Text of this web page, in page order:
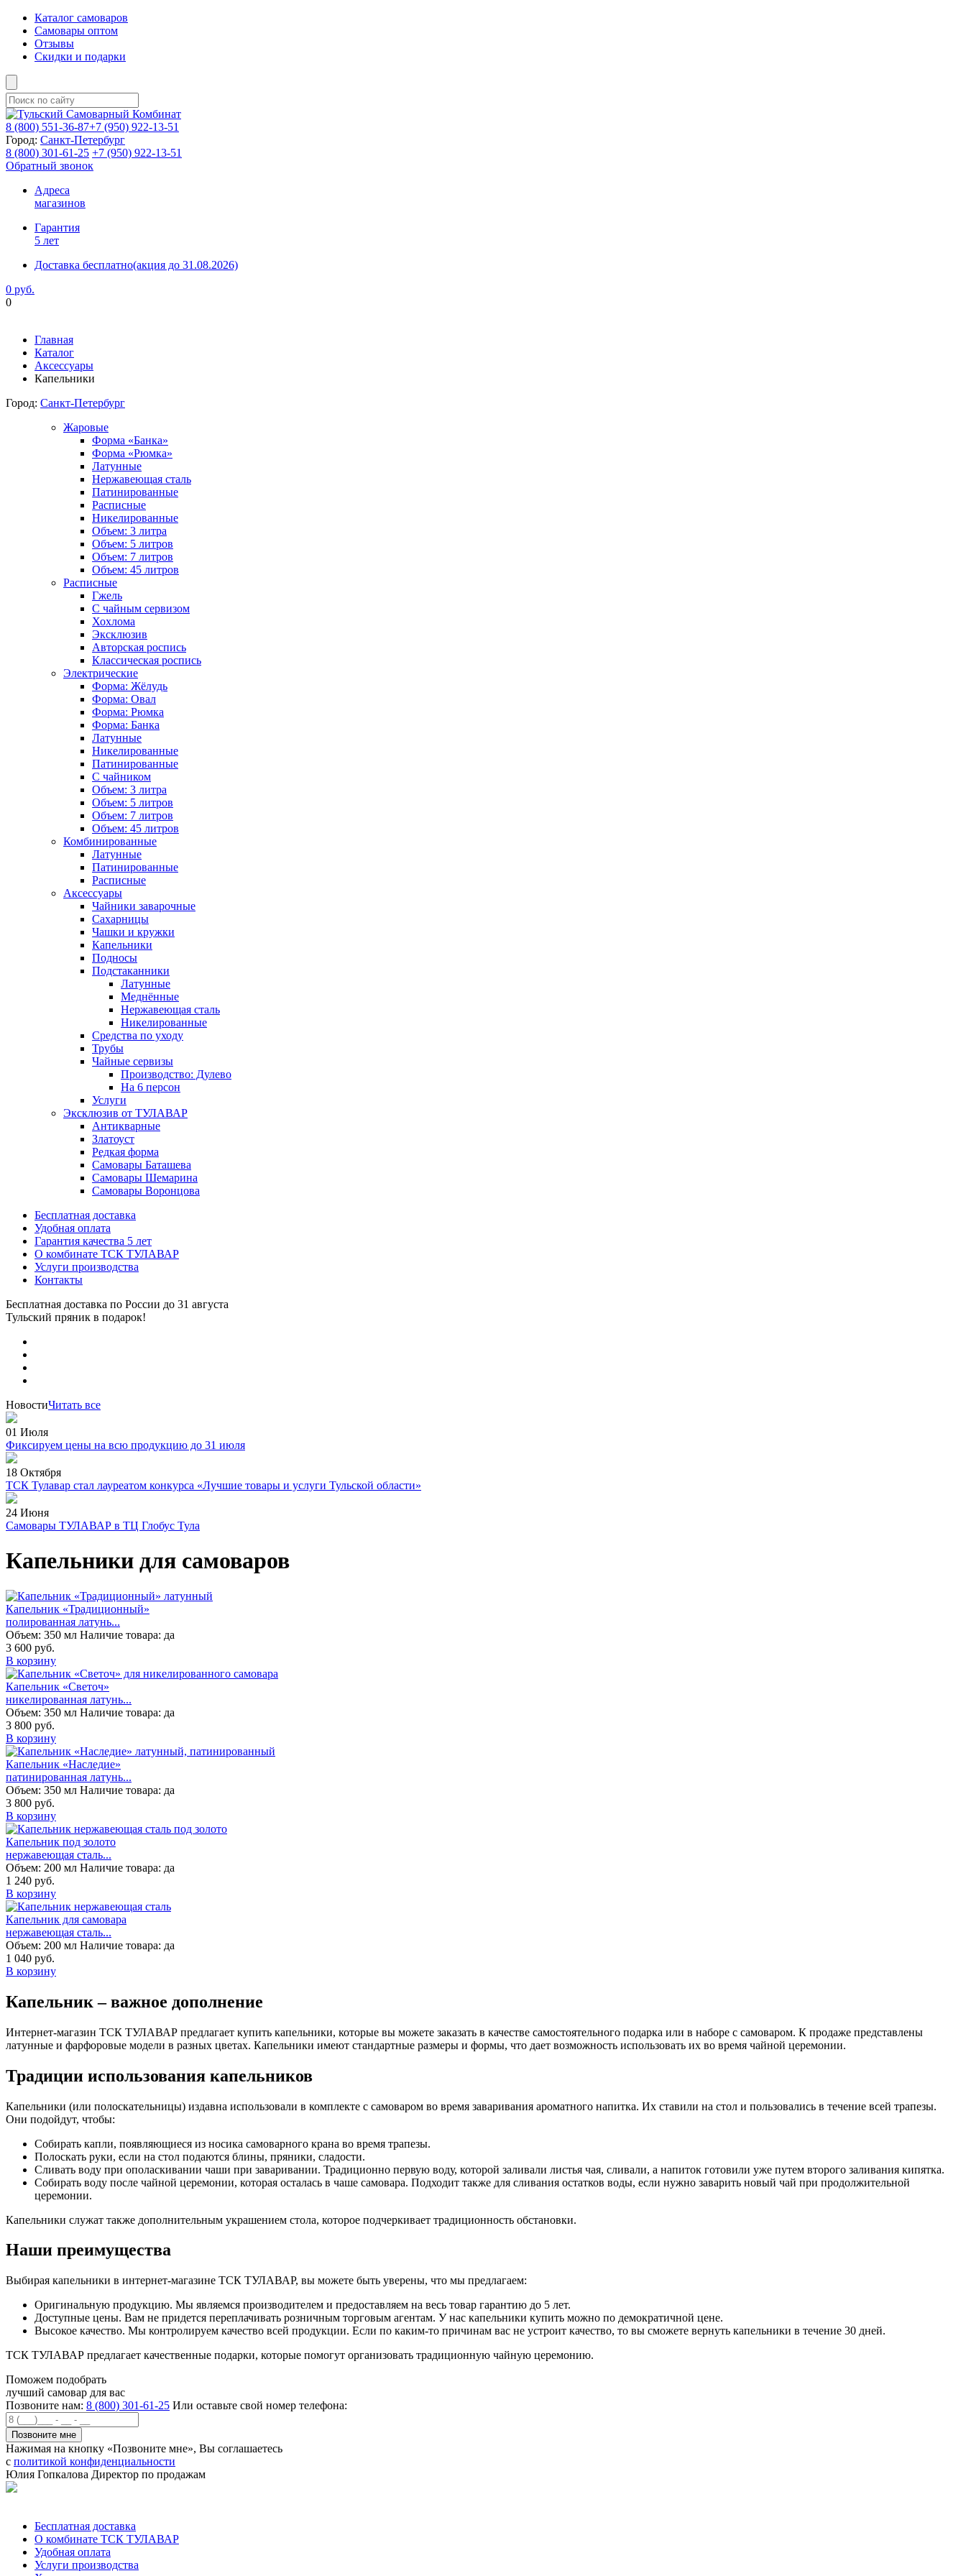
Каталог самоваров
Самовары оптом
Отзывы
Скидки и подарки
8 (800) 551-36-87+7 (950) 922-13-51
Город: Санкт-Петербург
8 (800) 301-61-25 +7 (950) 922-13-51
Обратный звонок
Адреса
магазинов
Гарантия
5 лет
Доставка бесплатно(акция до 31.08.2026)
0 руб.
0
Главная
Каталог
Аксессуары
Капельники
Город: Санкт-Петербург
Жаровые
Форма «Банка»
Форма «Рюмка»
Латунные
Нержавеющая сталь
Патинированные
Расписные
Никелированные
Объем: 3 литра
Объем: 5 литров
Объем: 7 литров
Объем: 45 литров
Расписные
Гжель
С чайным сервизом
Хохлома
Эксклюзив
Авторская роспись
Классическая роспись
Электрические
Форма: Жёлудь
Форма: Овал
Форма: Рюмка
Форма: Банка
Латунные
Никелированные
Патинированные
С чайником
Объем: 3 литра
Объем: 5 литров
Объем: 7 литров
Объем: 45 литров
Комбинированные
Латунные
Патинированные
Расписные
Аксессуары
Чайники заварочные
Сахарницы
Чашки и кружки
Капельники
Подносы
Подстаканники
Латунные
Меднённые
Нержавеющая сталь
Никелированные
Средства по уходу
Трубы
Чайные сервизы
Производство: Дулево
На 6 персон
Услуги
Эксклюзив от ТУЛАВАР
Антикварные
Златоуст
Редкая форма
Самовары Баташева
Самовары Шемарина
Самовары Воронцова
Бесплатная доставка
Удобная оплата
Гарантия качества 5 лет
О комбинате ТСК ТУЛАВАР
Услуги производства
Контакты
Бесплатная доставка по России до 31 августа
Тульский пряник в подарок!
НовостиЧитать все
01 Июля
Фиксируем цены на всю продукцию до 31 июля
18 Октября
ТСК Тулавар стал лауреатом конкурса «Лучшие товары и услуги Тульской области»
24 Июня
Самовары ТУЛАВАР в ТЦ Глобус Тула
Капельники для самоваров
Капельник «Традиционный»
полированная латунь...
Объем: 350 мл Наличие товара: да
3 600 руб.
В корзину
Капельник «Светоч»
никелированная латунь...
Объем: 350 мл Наличие товара: да
3 800 руб.
В корзину
Капельник «Наследие»
патинированная латунь...
Объем: 350 мл Наличие товара: да
3 800 руб.
В корзину
Капельник под золото
нержавеющая сталь...
Объем: 200 мл Наличие товара: да
1 240 руб.
В корзину
Капельник для самовара
нержавеющая сталь...
Объем: 200 мл Наличие товара: да
1 040 руб.
В корзину
Капельник – важное дополнение
Интернет-магазин ТСК ТУЛАВАР предлагает купить капельники, которые вы можете заказать в качестве самостоятельного подарка или в наборе с самоваром. К продаже представлены
латунные и фарфоровые модели в разных цветах. Капельники имеют стандартные размеры и формы, что дает возможность использовать их во время чайной церемонии.
Традиции использования капельников
Капельники (или полоскательницы) издавна использовали в комплекте с самоваром во время заваривания ароматного напитка. Их ставили на стол и пользовались в течение всей трапезы.
Они подойдут, чтобы:
Собирать капли, появляющиеся из носика самоварного крана во время трапезы.
Полоскать руки, если на стол подаются блины, пряники, сладости.
Сливать воду при ополаскивании чаши при заваривании. Традиционно первую воду, которой заливали листья чая, сливали, а напиток готовили уже путем второго заливания кипятка.
Собирать воду после чайной церемонии, которая осталась в чаше самовара. Подходит также для сливания остатков воды, если нужно заварить новый чай при продолжительной
церемонии.
Капельники служат также дополнительным украшением стола, которое подчеркивает традиционность обстановки.
Наши преимущества
Выбирая капельники в интернет-магазине ТСК ТУЛАВАР, вы можете быть уверены, что мы предлагаем:
Оригинальную продукцию. Мы являемся производителем и предоставляем на весь товар гарантию до 5 лет.
Доступные цены. Вам не придется переплачивать розничным торговым агентам. У нас капельники купить можно по демократичной цене.
Высокое качество. Мы контролируем качество всей продукции. Если по каким-то причинам вас не устроит качество, то вы сможете вернуть капельники в течение 30 дней.
ТСК ТУЛАВАР предлагает качественные подарки, которые помогут организовать традиционную чайную церемонию.
Поможем подобрать
лучший самовар для вас
Позвоните нам: 8 (800) 301-61-25 Или оставьте свой номер телефона:
Нажимая на кнопку «Позвоните мне», Вы соглашаетесь
с политикой конфиденциальности
Юлия Гопкалова Директор по продажам
Бесплатная доставка
О комбинате ТСК ТУЛАВАР
Удобная оплата
Услуги производства